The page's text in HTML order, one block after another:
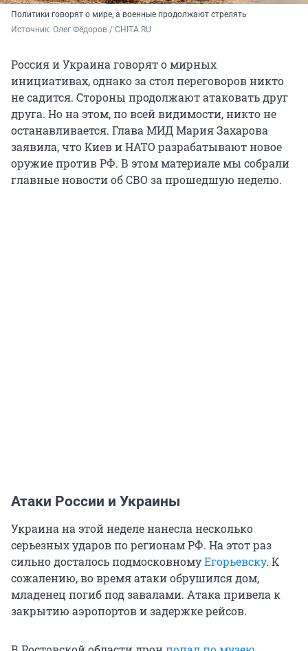
Политики говорят о мире, а военные продолжают стрелять
Источник: Олег Фёдоров / CHITA.RU
Россия и Украина говорят о мирных
инициативах, однако за стол переговоров никто
не садится. Стороны продолжают атаковать друг
друга. Но на этом, по всей видимости, никто не
останавливается. Глава МИД Мария Захарова
заявила, что Киев и НАТО разрабатывают новое
оружие против РФ. В этом материале мы собрали
главные новости об СВО за прошедшую неделю.
Атаки России и Украины
Украина на этой неделе нанесла несколько
серьезных ударов по регионам РФ. На этот раз
сильно досталось подмосковномуЕгорьевску. К
сожалению, во время атаки обрушился дом,
младенец погиб под завалами. Атака привела к
закрытию аэропортов и задержке рейсов.